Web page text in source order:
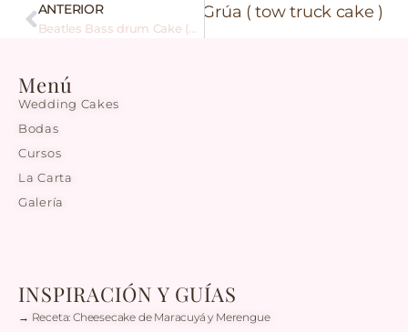
ANTERIOR
Beatles Bass drum Cake (Tarta Bombo Bateria BEATLES )
SiguienteTarta Camión Grúa ( tow truck cake )
Menú
Wedding Cakes
Bodas
Cursos
La Carta
Galería
INSPIRACIÓN Y GUÍAS
→ Receta: Cheesecake de Maracuyá y Merengue